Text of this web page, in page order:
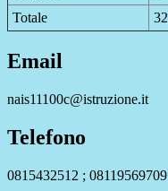
Totale
32
Email
nais11100c@istruzione.it
Telefono
0815432512 ; 08119569709